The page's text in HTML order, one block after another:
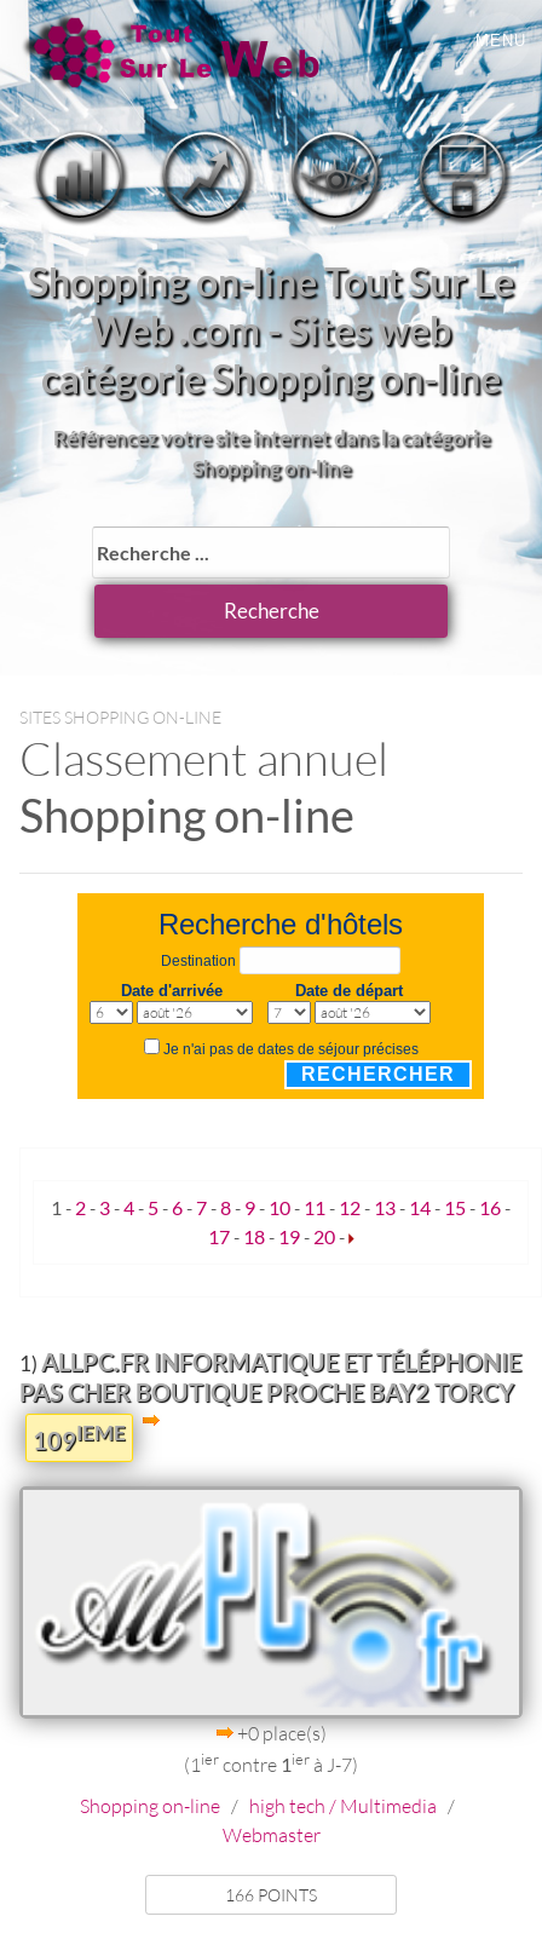
MENU
Shopping on-line Tout Sur Le
Web .com - Sites web
catégorie Shopping on-line
Référencez votre site internet dans la catégorie
Shopping on-line
SITES SHOPPING ON-LINE
Classement annuel
Shopping on-line
Recherche d'hôtels
Destination
Date d'arrivée Date de départ
Je n'ai pas de dates de séjour précises
RECHERCHER
1 - 2- 3-4- 5-6-7-8- 9- 10- 11 - 12- 13- 14- 15- 16-
17- 18- 19- 20-
1) ALLPC.FR INFORMATIQUE ET TÉLÉPHONIE
PAS CHER BOUTIQUE PROCHE BAY2 TORCY
109IEME
+0 place(s)
(1 iercontre 1ier à J-7)
Shopping on-line / high tech / Multimedia /
Webmaster
166 POINTS